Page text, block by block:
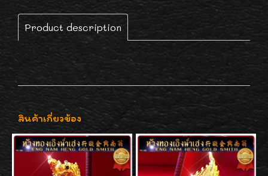
Product description
สินค้าเกี่ยวข้อง